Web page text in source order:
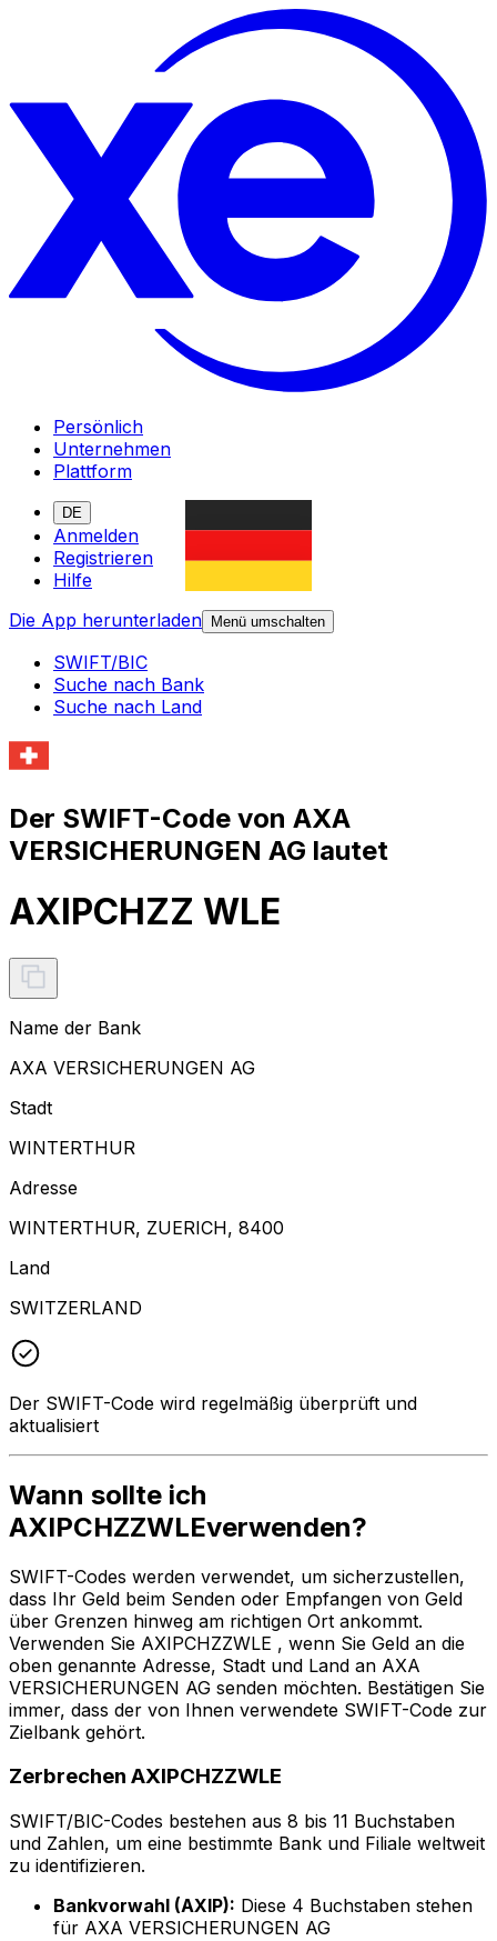
Persönlich
Unternehmen
Plattform
DE
Anmelden
Registrieren
Hilfe
Die App herunterladen
Menü umschalten
SWIFT/BIC
Suche nach Bank
Suche nach Land
Der SWIFT-Code von AXA
VERSICHERUNGEN AG lautet
AXIPCHZZ WLE
Name der Bank
AXA VERSICHERUNGEN AG
Stadt
WINTERTHUR
Adresse
WINTERTHUR, ZUERICH, 8400
Land
SWITZERLAND
Der SWIFT-Code wird regelmäßig überprüft und
aktualisiert
Wann sollte ich
AXIPCHZZWLEverwenden?
SWIFT-Codes werden verwendet, um sicherzustellen,
dass Ihr Geld beim Senden oder Empfangen von Geld
über Grenzen hinweg am richtigen Ort ankommt.
Verwenden Sie AXIPCHZZWLE , wenn Sie Geld an die
oben genannte Adresse, Stadt und Land an AXA
VERSICHERUNGEN AG senden möchten. Bestätigen Sie
immer, dass der von Ihnen verwendete SWIFT-Code zur
Zielbank gehört.
Zerbrechen AXIPCHZZWLE
SWIFT/BIC-Codes bestehen aus 8 bis 11 Buchstaben
und Zahlen, um eine bestimmte Bank und Filiale weltweit
zu identifizieren.
Bankvorwahl (AXIP): Diese 4 Buchstaben stehen
für AXA VERSICHERUNGEN AG